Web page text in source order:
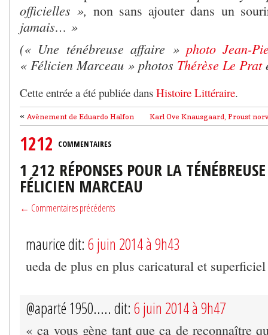
officielles »,non sans ajouter dans un
jamais… »
(« Une ténébreuse affaire » photo Jean-
« Félicien Marceau » photos Thérèse Le Prat
Cette entrée a été publiée dans Histoire Littéraire.
Karl Ove Knausgaard, Proust
« Avènement de Eduardo Halfon
1212 COMMENTAIRES
1 212 RÉPONSES POUR LA
FÉLICIEN MARCEAU
← Commentaires précédents
maurice dit: 6 juin 2014 à 9h43
ueda de plus en plus caricatural et superficiel
@aparté 1950..... dit: 6 juin 2014 à 9h47
« ça vous gène tant que ça de reconnaître